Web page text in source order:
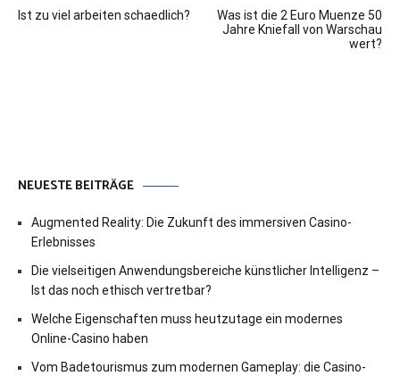
Ist zu viel arbeiten schaedlich?
Was ist die 2 Euro Muenze 50
Jahre Kniefall von Warschau
wert?
NEUESTE BEITRÄGE
Augmented Reality: Die Zukunft des immersiven Casino-
Erlebnisses
Die vielseitigen Anwendungsbereiche künstlicher Intelligenz –
Ist das noch ethisch vertretbar?
Welche Eigenschaften muss heutzutage ein modernes
Online-Casino haben
Vom Badetourismus zum modernen Gameplay: die Casino-